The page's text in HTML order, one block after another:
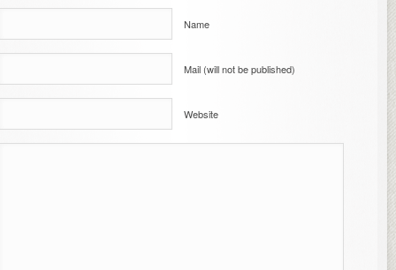
Name
Mail (will not be published)
Website